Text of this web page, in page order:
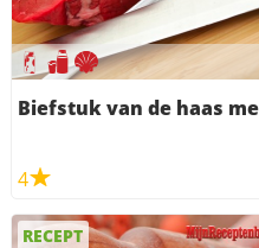
Biefstuk van de haas
4
RECEPT